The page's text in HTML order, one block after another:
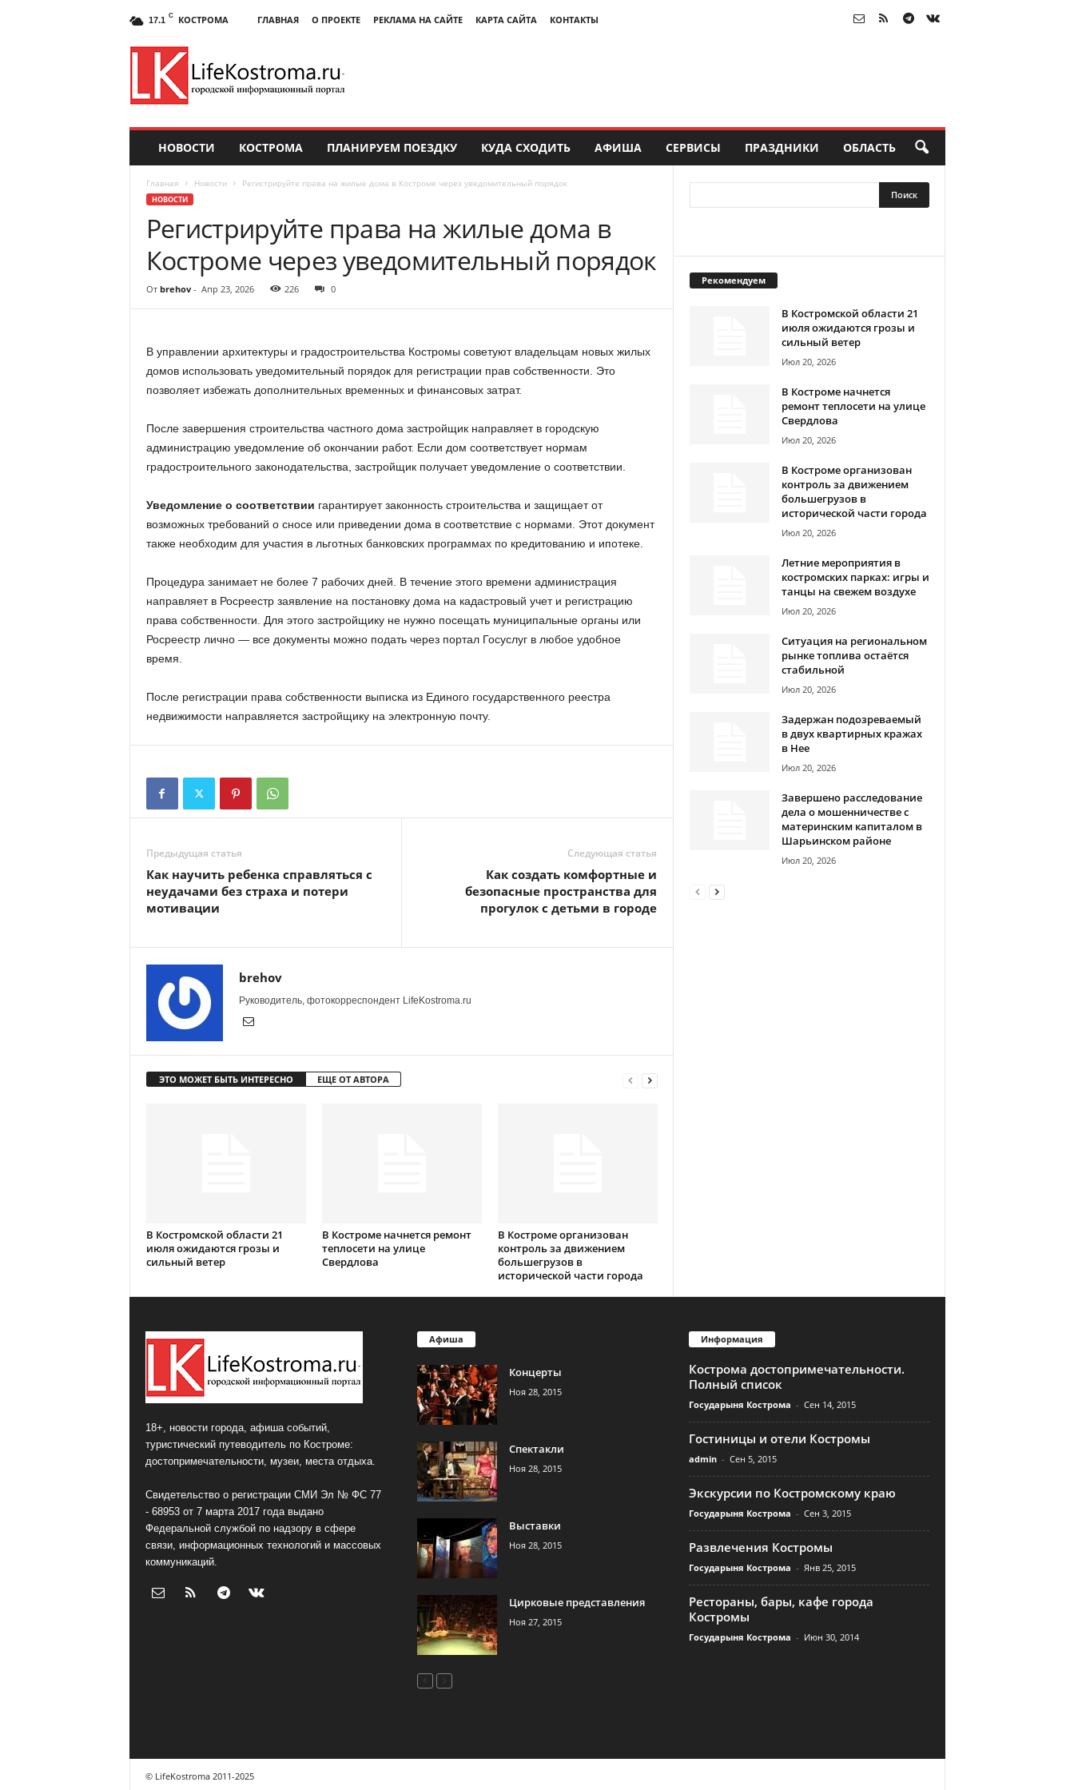
17.1 C КОСТРОМА ГЛАВНАЯ О ПРОЕКТЕ РЕКЛАМА НА САЙТЕ КАРТА САЙТА КОНТАКТЫ
НОВОСТИ КОСТРОМА ПЛАНИРУЕМ ПОЕЗДКУ КУДА СХОДИТЬ АФИША СЕРВИСЫ ПРАЗДНИКИ ОБЛАСТЬ
Главная Новости Регистрируйте права на жилые дома в Костроме через уведомительный порядок
НОВОСТИ
Регистрируйте права на жилые дома в
Костроме через уведомительный порядок
От brehov- Апр 23, 2026 226 0
В управлении архитектуры и градостроительства Костромы советуют владельцам новых жилых
домов использовать уведомительный порядок для регистрации прав собственности. Это
позволяет избежать дополнительных временных и финансовых затрат.
После завершения строительства частного дома застройщик направляет в городскую
администрацию уведомление об окончании работ. Если дом соответствует нормам
градостроительного законодательства, застройщик получает уведомление о соответствии.
Уведомление о соответствии гарантирует законность строительства и защищает от
возможных требований о сносе или приведении дома в соответствие с нормами. Этот документ
также необходим для участия в льготных банковских программах по кредитованию и ипотеке.
Процедура занимает не более 7 рабочих дней. В течение этого времени администрация
направляет в Росреестр заявление на постановку дома на кадастровый учет и регистрацию
права собственности. Для этого застройщику не нужно посещать муниципальные органы или
Росреестр лично — все документы можно подать через портал Госуслуг в любое удобное
время.
После регистрации права собственности выписка из Единого государственного реестра
недвижимости направляется застройщику на электронную почту.
Предыдущая статья
Как научить ребенка справляться с
неудачами без страха и потери
мотивации
Следующая статья
Как создать комфортные и
безопасные пространства для
прогулок с детьми в городе
brehov
Руководитель, фотокорреспондент LifeKostroma.ru
ЭТО МОЖЕТ БЫТЬ ИНТЕРЕСНО ЕЩЕ ОТ АВТОРА
В Костромской области 21
июля ожидаются грозы и
сильный ветер
В Костроме начнется ремонт
теплосети на улице
Свердлова
В Костроме организован
контроль за движением
большегрузов в
исторической части города
Рекомендуем
В Костромской области 21
июля ожидаются грозы и
сильный ветер
Июл 20, 2026
В Костроме начнется
ремонт теплосети на улице
Свердлова
Июл 20, 2026
В Костроме организован
контроль за движением
большегрузов в
исторической части города
Июл 20, 2026
Летние мероприятия в
костромских парках: игры и
танцы на свежем воздухе
Июл 20, 2026
Ситуация на региональном
рынке топлива остаётся
стабильной
Июл 20, 2026
Задержан подозреваемый
в двух квартирных кражах
в Нее
Июл 20, 2026
Завершено расследование
дела о мошенничестве с
материнским капиталом в
Шарьинском районе
Июл 20, 2026
18+, новости города, афиша событий,
туристический путеводитель по Костроме:
достопримечательности, музеи, места отдыха.
Свидетельство о регистрации СМИ Эл № ФС 77
- 68953 от 7 марта 2017 года выдано
Федеральной службой по надзору в сфере
связи, информационных технологий и массовых
коммуникаций.
Афиша
Концерты
Ноя 28, 2015
Спектакли
Ноя 28, 2015
Выставки
Ноя 28, 2015
Цирковые представления
Ноя 27, 2015
Информация
Кострома достопримечательности.
Полный список
Государыня Кострома - Сен 14, 2015
Гостиницы и отели Костромы
admin - Сен 5, 2015
Экскурсии по Костромскому краю
Государыня Кострома - Сен 3, 2015
Развлечения Костромы
Государыня Кострома - Янв 25, 2015
Рестораны, бары, кафе города
Костромы
Государыня Кострома - Июн 30, 2014
© LifeKostroma 2011-2025